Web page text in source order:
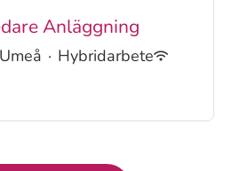
Anläggning
Umeå · Hybridarbete